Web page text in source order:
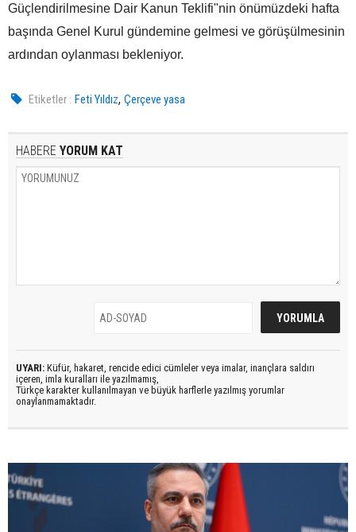
Güçlendirilmesine Dair Kanun Teklifi"nin önümüzdeki hafta
başında Genel Kurul gündemine gelmesi ve görüşülmesinin
ardından oylanması bekleniyor.
Etiketler : Feti Yıldız,Çerçeve yasa
HABERE YORUM KAT
UYARI: Küfür, hakaret, rencide edici cümleler veya imalar, inançlara saldırı
içeren, imla kuralları ile yazılmamış,
Türkçe karakter kullanılmayan ve büyük harflerle yazılmış yorumlar
onaylanmamaktadır.